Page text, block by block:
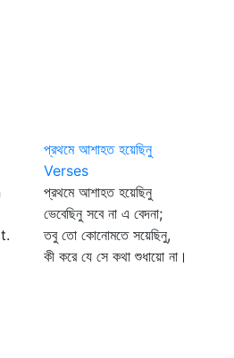
প্রথমে আশাহত হয়েছিনু
Verses
প্রথমে আশাহত হয়েছিনু
ভেবেছিনু সবে না এ বেদনা;
তবু তো কোনোমতে সয়েছিনু,
কী করে যে সে কথা শুধায়ো না।